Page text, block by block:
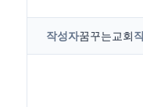
작성자꿈꾸는교회